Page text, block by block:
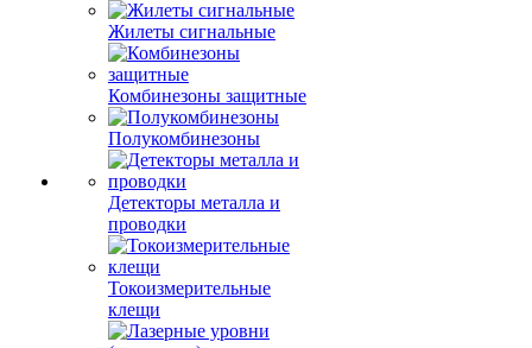
Жилеты сигнальные
Комбинезоны защитные
Полукомбинезоны
Детекторы металла и
проводки
Токоизмерительные
клещи